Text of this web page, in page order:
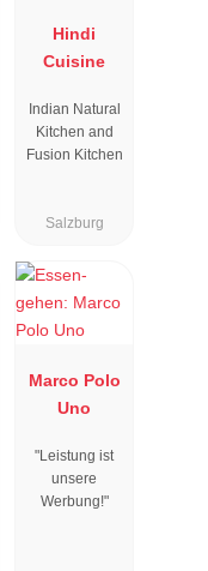
Hindi
Cuisine
Indian Natural
Kitchen and
Fusion Kitchen
Salzburg
Marco Polo
Uno
"Leistung ist
unsere
Werbung!"